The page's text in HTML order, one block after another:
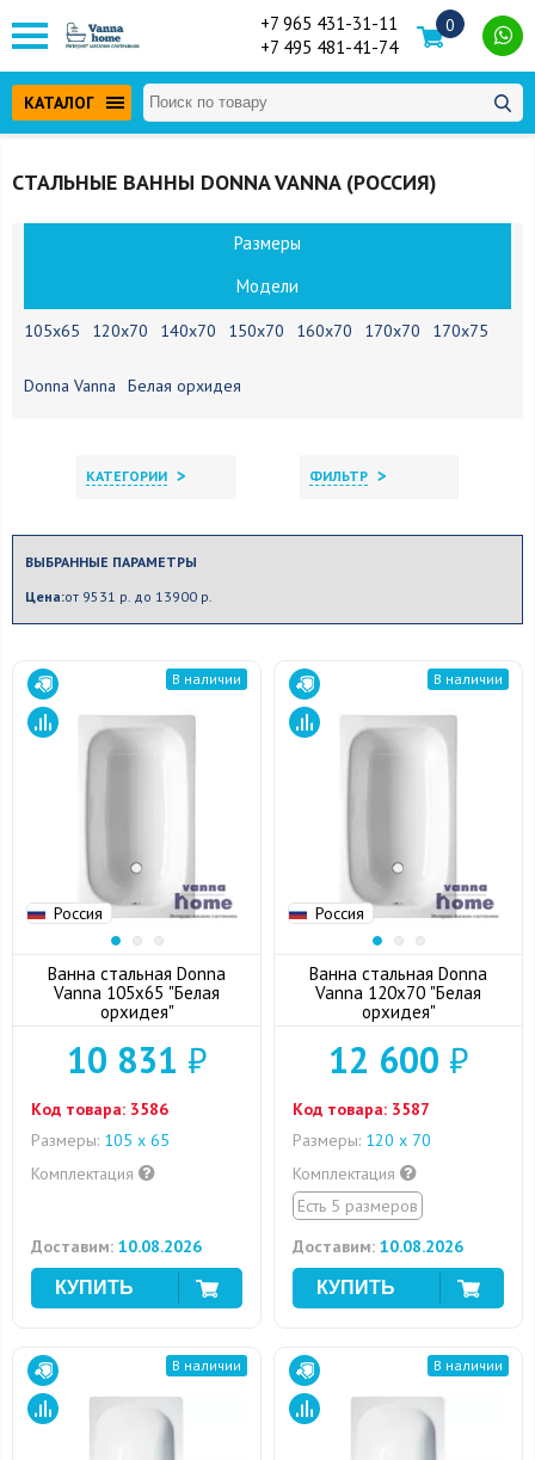
+7 965 431-31-11
+7 495 481-41-74
0
КАТАЛОГ
СТАЛЬНЫЕ ВАННЫ DONNA VANNA (РОССИЯ)
Размеры
Модели
105х65 120х70 140х70 150х70 160х70 170х70 170х75
Donna Vanna Белая орхидея
КАТЕГОРИИ > ФИЛЬТР >
ВЫБРАННЫЕ ПАРАМЕТРЫ
Цена:от 9531 р. до 13900 р.
Россия
В наличии
Ванна стальная Donna
Vanna 105x65 "Белая
орхидея"
10 831 ₽
Код товара: 3586
Размеры: 105 x 65
Комплектация
Доставим: 10.08.2026
Россия
В наличии
Ванна стальная Donna
Vanna 120x70 "Белая
орхидея"
12 600 ₽
Код товара: 3587
Размеры: 120 х 70
Комплектация
Есть 5 размеров
Доставим: 10.08.2026
В наличии В наличии